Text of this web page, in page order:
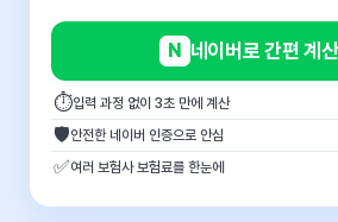
N 네이버로 간편 계산
⏱입력 과정 없이 3초 만에 계산
🛡안전한 네이버 인증으로 안심
✅여러 보험사 보험료를 한눈에